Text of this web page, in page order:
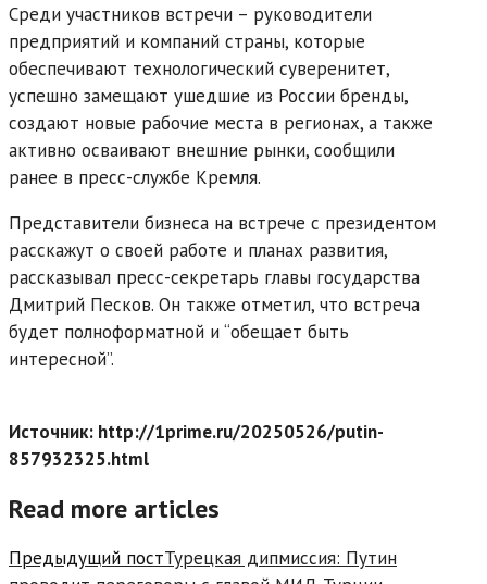
Среди участников встречи – руководители
предприятий и компаний страны, которые
обеспечивают технологический суверенитет,
успешно замещают ушедшие из России бренды,
создают новые рабочие места в регионах, а также
активно осваивают внешние рынки, сообщили
ранее в пресс-службе Кремля.
Представители бизнеса на встрече с президентом
расскажут о своей работе и планах развития,
рассказывал пресс-секретарь главы государства
Дмитрий Песков. Он также отметил, что встреча
будет полноформатной и “обещает быть
интересной”.
Источник: http://1prime.ru/20250526/putin-
857932325.html
Read more articles
Предыдущий постТурецкая дипмиссия: Путин